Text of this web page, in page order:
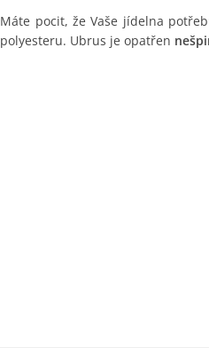
Máte pocit, že Vaše jídelna
polyesteru. Ubrus je opatřen